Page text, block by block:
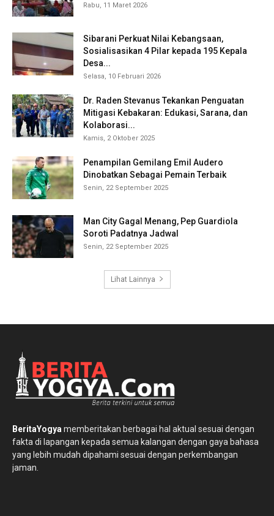
Rabu, 11 Maret 2026
Sibarani Perkuat Nilai Kebangsaan,
Sosialisasikan 4 Pilar kepada 195 Kepala
Desa...
Selasa, 10 Februari 2026
Dr. Raden Stevanus Tekankan Penguatan
Mitigasi Kebakaran: Edukasi, Sarana, dan
Kolaborasi...
Kamis, 2 Oktober 2025
Penampilan Gemilang Emil Audero
Dinobatkan Sebagai Pemain Terbaik
Senin, 22 September 2025
Man City Gagal Menang, Pep Guardiola
Soroti Padatnya Jadwal
Senin, 22 September 2025
Lihat Lainnya
BeritaYogya memberitakan berbagai hal aktual sesuai dengan
fakta di lapangan kepada semua kalangan dengan gaya bahasa
yang lebih mudah dipahami sesuai dengan perkembangan
jaman.